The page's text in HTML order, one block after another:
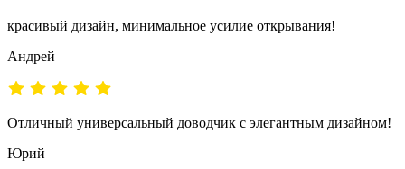
красивый дизайн, минимальное усилие открывания!
Андрей
Отличный универсальный доводчик с элегантным дизайном!
Юрий